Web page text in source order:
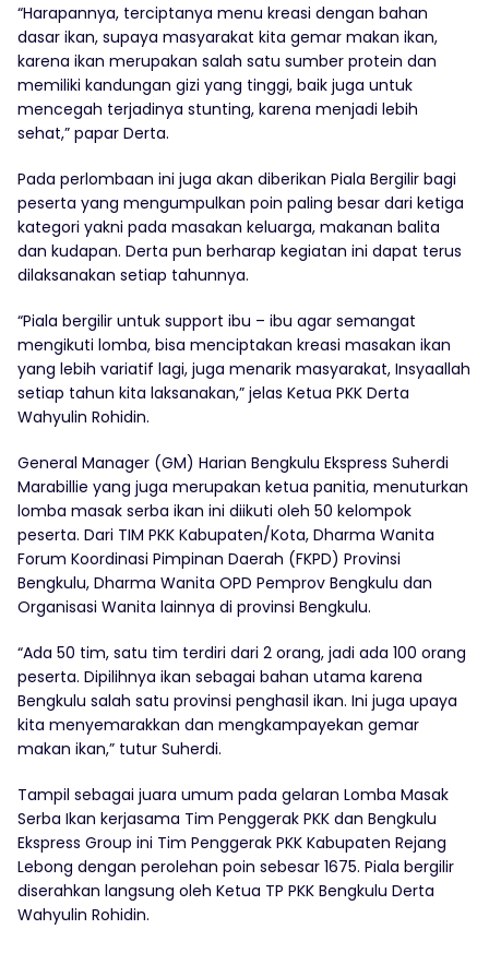
“Harapannya, terciptanya menu kreasi dengan bahan
dasar ikan, supaya masyarakat kita gemar makan ikan,
karena ikan merupakan salah satu sumber protein dan
memiliki kandungan gizi yang tinggi, baik juga untuk
mencegah terjadinya stunting, karena menjadi lebih
sehat,” papar Derta.
Pada perlombaan ini juga akan diberikan Piala Bergilir bagi
peserta yang mengumpulkan poin paling besar dari ketiga
kategori yakni pada masakan keluarga, makanan balita
dan kudapan. Derta pun berharap kegiatan ini dapat terus
dilaksanakan setiap tahunnya.
“Piala bergilir untuk support ibu – ibu agar semangat
mengikuti lomba, bisa menciptakan kreasi masakan ikan
yang lebih variatif lagi, juga menarik masyarakat, Insyaallah
setiap tahun kita laksanakan,” jelas Ketua PKK Derta
Wahyulin Rohidin.
General Manager (GM) Harian Bengkulu Ekspress Suherdi
Marabillie yang juga merupakan ketua panitia, menuturkan
lomba masak serba ikan ini diikuti oleh 50 kelompok
peserta. Dari TIM PKK Kabupaten/Kota, Dharma Wanita
Forum Koordinasi Pimpinan Daerah (FKPD) Provinsi
Bengkulu, Dharma Wanita OPD Pemprov Bengkulu dan
Organisasi Wanita lainnya di provinsi Bengkulu.
“Ada 50 tim, satu tim terdiri dari 2 orang, jadi ada 100 orang
peserta. Dipilihnya ikan sebagai bahan utama karena
Bengkulu salah satu provinsi penghasil ikan. Ini juga upaya
kita menyemarakkan dan mengkampayekan gemar
makan ikan,” tutur Suherdi.
Tampil sebagai juara umum pada gelaran Lomba Masak
Serba Ikan kerjasama Tim Penggerak PKK dan Bengkulu
Ekspress Group ini Tim Penggerak PKK Kabupaten Rejang
Lebong dengan perolehan poin sebesar 1675. Piala bergilir
diserahkan langsung oleh Ketua TP PKK Bengkulu Derta
Wahyulin Rohidin.